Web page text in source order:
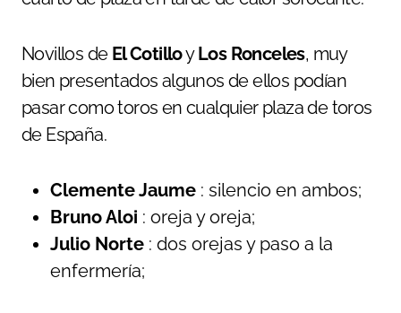
Novillos de El CotilloyLos Ronceles, muy
bien presentados algunos de ellos podían
pasar como toros en cualquier plaza de toros
de España.
Clemente Jaume : silencio en ambos;
Bruno Aloi : oreja y oreja;
Julio Norte : dos orejas y paso a la
enfermería;